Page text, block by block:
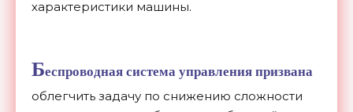
характеристики машины.
Беспроводная система управления призвана
облегчить задачу по снижению сложности